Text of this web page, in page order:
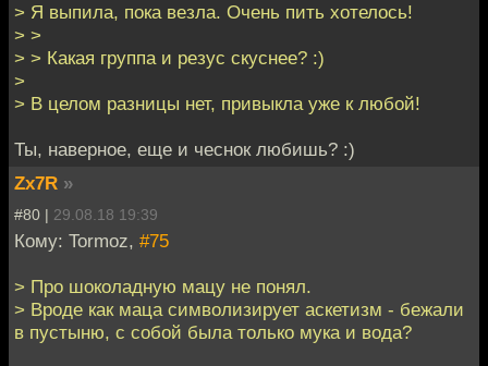
> Я выпила, пока везла. Очень пить хотелось!
> >
> > Какая группа и резус скуснее? :)
>
> В целом разницы нет, привыкла уже к любой!
Ты, наверное, еще и чеснок любишь? :)
Zx7R »
#80 | 29.08.18 19:39
Кому: Tormoz, #75
> Про шоколадную мацу не понял.
> Вроде как маца символизирует аскетизм - бежали
в пустыню, с собой была только мука и вода?